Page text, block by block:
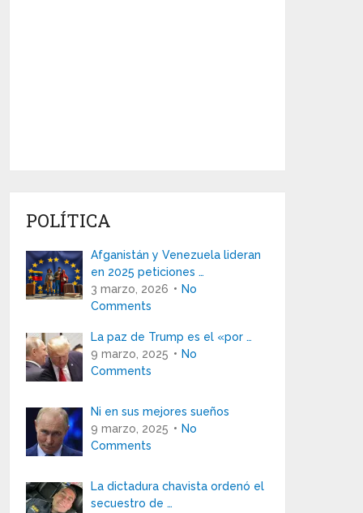
POLÍTICA
Afganistán y Venezuela lideran
en 2025 peticiones …
3 marzo, 2026
No
Comments
La paz de Trump es el «por …
9 marzo, 2025
No
Comments
Ni en sus mejores sueños
9 marzo, 2025
No
Comments
La dictadura chavista ordenó el
secuestro de …